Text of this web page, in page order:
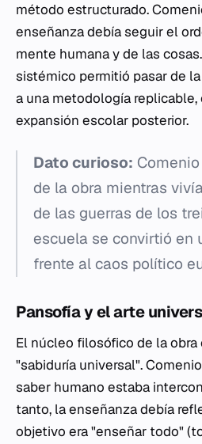
método estructurado.
enseñanza debía seguir el
mente humana y de las
sistémico permitió pasar de
a una metodología replicable,
expansión escolar posterior.
Dato curioso:
de la obra mientras
de las guerras de los
escuela se convirtió en
frente al caos político
Pansofía y el arte
El núcleo filosófico de la obra
"sabiduría universal".
saber humano estaba
tanto, la enseñanza debía
objetivo era "enseñar todo"